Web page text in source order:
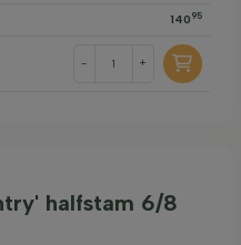
140 95
- +
halfstam 6/8